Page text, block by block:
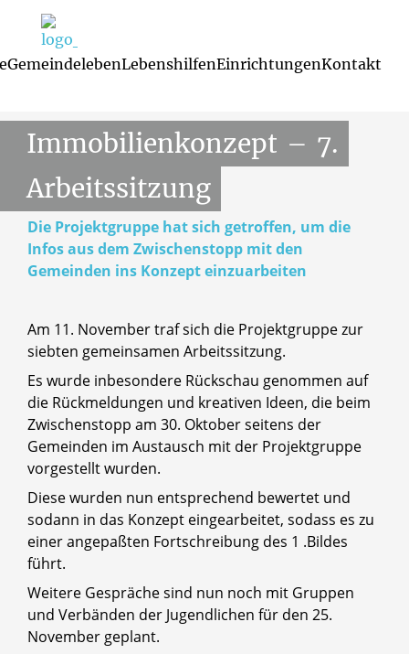
GemeindelebenLebenshilfenEinrichtungenKontakt
Immobilienkonzept 13.11.2025
Immobilienkonzept – 7.
Arbeitssitzung
Die Projektgruppe hat sich getroffen, um die
Infos aus dem Zwischenstopp mit den
Gemeinden ins Konzept einzuarbeiten
Am 11. November traf sich die Projektgruppe zur
siebten gemeinsamen Arbeitssitzung.
Es wurde inbesondere Rückschau genommen auf
die Rückmeldungen und kreativen Ideen, die beim
Zwischenstopp am 30. Oktober seitens der
Gemeinden im Austausch mit der Projektgruppe
vorgestellt wurden.
Diese wurden nun entsprechend bewertet und
sodann in das Konzept eingearbeitet, sodass es zu
einer angepaßten Fortschreibung des 1 .Bildes
führt.
Weitere Gespräche sind nun noch mit Gruppen
und Verbänden der Jugendlichen für den 25.
November geplant.